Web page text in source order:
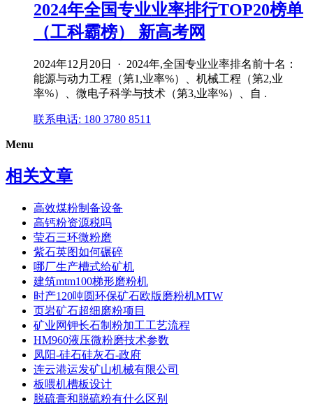
2024年全国专业业率排行TOP20榜单
（工科霸榜） 新高考网
2024年12月20日 · 2024年,全国专业业率排名前十名：
能源与动力工程（第1,业率%）、机械工程（第2,业
率%）、微电子科学与技术（第3,业率%）、自 .
联系电话: 180 3780 8511
Menu
相关文章
高效煤粉制备设备
高钙粉资源税吗
莹石三环微粉磨
紫石英图如何碾碎
哪厂生产槽式给矿机
建筑mtm100梯形磨粉机
时产120吨圆环保矿石欧版磨粉机MTW
页岩矿石超细磨粉项目
矿业网钾长石制粉加工工艺流程
HM960液压微粉磨技术参数
凤阳-硅石硅灰石-政府
连云港运发矿山机械有限公司
板喂机槽板设计
脱硫膏和脱硫粉有什么区别